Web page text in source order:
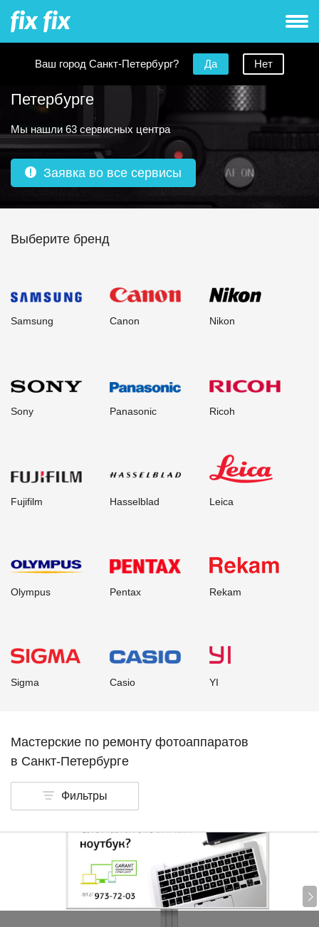
Ваш город Санкт-Петербург? Да Нет
Ремонт фотоаппаратов в Санкт-
Петербурге
Мы нашли 63 сервисных центра
Заявка во все сервисы
Выберите бренд
Samsung Canon Nikon
Sony Panasonic Ricoh
Fujifilm Hasselblad Leica
Olympus Pentax Rekam
Sigma Casio YI
Мастерские по ремонту фотоаппаратов
в Санкт-Петербурге
Фильтры